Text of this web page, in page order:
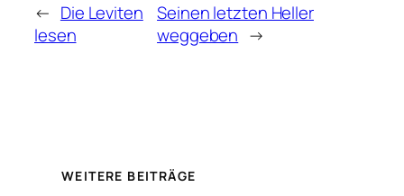
← Die Leviten
lesen
Seinen letzten Heller
weggeben →
WEITERE BEITRÄGE